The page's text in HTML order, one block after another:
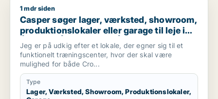
Casper søger lager, værksted, showroom,
1 mdr siden
Casper søger lager, værksted, showroom,
produktionslokaler eller garage til leje i
Århus C, Århus N eller Århus V m.fl.
Jeg er på udkig efter et lokale, der egner sig til et
funktionelt træningscenter, hvor der skal være
mulighed for både Cro...
Type
Lager, Værksted, Showroom, Produktionslokaler,